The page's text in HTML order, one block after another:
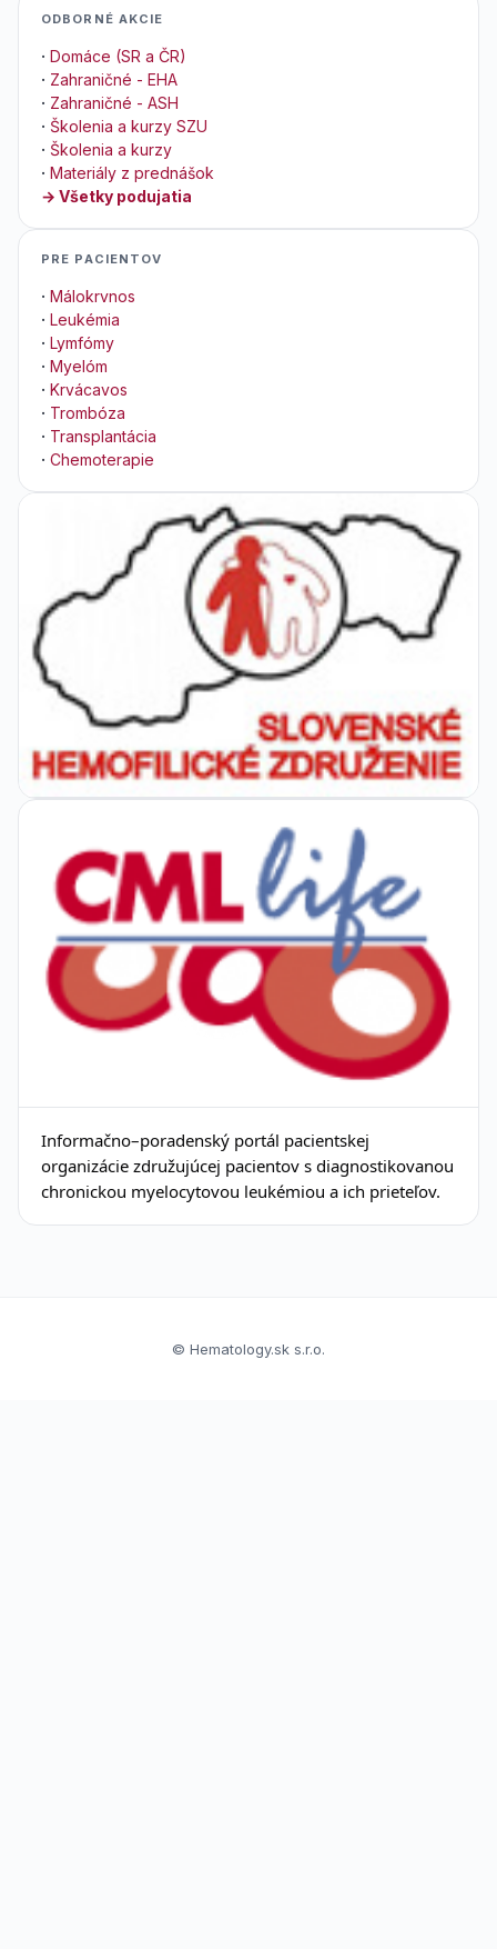
ODBORNÉ AKCIE
· Domáce (SR a ČR)
· Zahraničné - EHA
· Zahraničné - ASH
· Školenia a kurzy SZU
· Školenia a kurzy
· Materiály z prednášok
→ Všetky podujatia
PRE PACIENTOV
· Málokrvnos
· Leukémia
· Lymfómy
· Myelóm
· Krvácavos
· Trombóza
· Transplantácia
· Chemoterapie
Informačno–poradenský portál pacientskej
organizácie združujúcej pacientov s diagnostikovanou
chronickou myelocytovou leukémiou a ich prieteľov.
© Hematology.sk s.r.o.